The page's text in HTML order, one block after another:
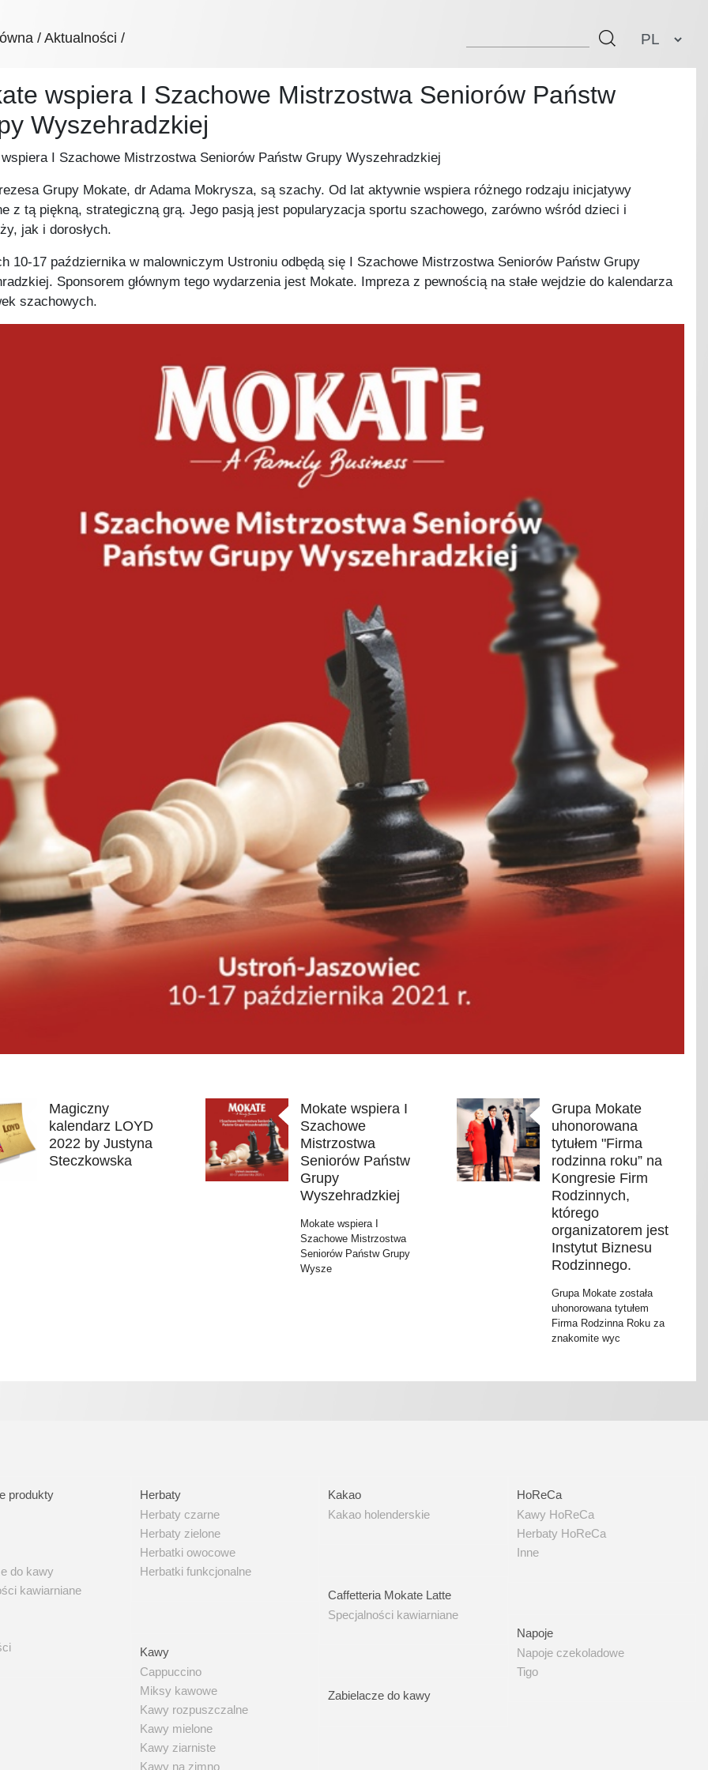
Select your
Aktualności
wspiera I Szachowe Mistrzostwa Seniorów Państw
Wyszehradzkiej
I Szachowe Mistrzostwa Seniorów Państw Grupy Wyszehradzkiej
Grupy Mokate, dr Adama Mokrysza, są szachy. Od lat aktywnie wspiera różnego rodzaju inicjatywy
z tą piękną, strategiczną grą. Jego pasją jest popularyzacja sportu szachowego, zarówno wśród dzieci i
jak i dorosłych.
10-17 października w malowniczym Ustroniu odbędą się I Szachowe Mistrzostwa Seniorów Państw Grupy
Sponsorem głównym tego wydarzenia jest Mokate. Impreza z pewnością na stałe wejdzie do kalendarza
szachowych.
Magiczny
kalendarz LOYD
2022 by Justyna
Steczkowska
Mokate wspiera I
Szachowe
Mistrzostwa
Seniorów Państw
Grupy
Wyszehradzkiej
Mokate wspiera I
Szachowe Mistrzostwa
Seniorów Państw Grupy
Wysze
Grupa Mokate
uhonorowana
tytułem "Firma
rodzinna roku” na
Kongresie Firm
Rodzinnych,
którego
organizatorem jest
Instytut Biznesu
Rodzinnego.
Grupa Mokate została
uhonorowana tytułem
Firma Rodzinna Roku za
znakomite wyc
produkty
produkty
do kawy
kawiarniane
Herbaty
Herbaty
Herbaty czarne
Herbaty zielone
Herbatki owocowe
Herbatki funkcjonalne
Kawy
Kawy
Cappuccino
Miksy kawowe
Kawy rozpuszczalne
Kawy mielone
Kawy ziarniste
Kawy na zimno
Kakao
Kakao
Kakao holenderskie
Specjalności kawiarniane
Caffetteria Mokate Latte
Specjalności kawiarniane
Zabielacze do kawy
Zabielacze do kawy
HoReCa
HoReCa
Kawy HoReCa
Herbaty HoReCa
Inne
Napoje
Napoje
Napoje czekoladowe
Tigo